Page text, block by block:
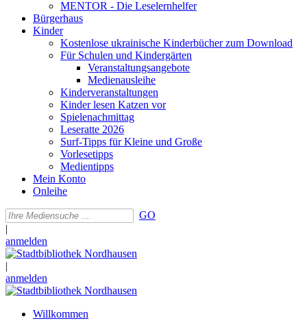
MENTOR - Die Leselernhelfer
Bürgerhaus
Kinder
Kostenlose ukrainische Kinderbücher zum Download
Für Schulen und Kindergärten
Veranstaltungsangebote
Medienausleihe
Kinderveranstaltungen
Kinder lesen Katzen vor
Spielenachmittag
Leseratte 2026
Surf-Tipps für Kleine und Große
Vorlesetipps
Medientipps
Mein Konto
Onleihe
GO
|
anmelden
|
anmelden
Willkommen